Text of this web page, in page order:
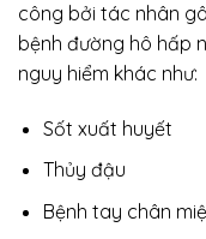
công bởi tác nhân
bệnh đường hô hấp
nguy hiểm khác như:
Sốt xuất huyết
Thủy đậu
Bệnh tay chân